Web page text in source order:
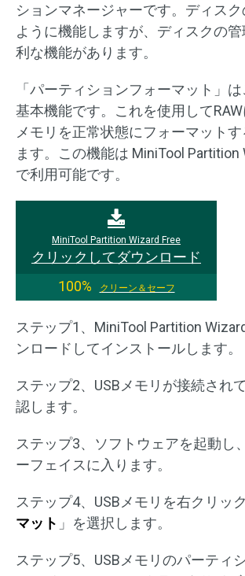
ションマネージャーです。ディス
ように機能しますが、ディスクの
利な機能があります。
「パーティションフォーマット」
基本機能です。これを使用して
メモリを正常状態にフォーマット
ます。この機能は MiniTool Partition
で利用可能です。
MiniTool Partition Wizard Free
クリックしてダウンロード
100%
クリーン＆セーフ
ステップ1、MiniTool Partition
ンロードしてインストールします。
ステップ2、USBメモリが接続され
認します。
ステップ3、ソフトウェアを起動し
ーフェイスに入ります。
ステップ4、USBメモリを右クリッ
マット 」を選択します。
ステップ5、USBメモリのパーティ